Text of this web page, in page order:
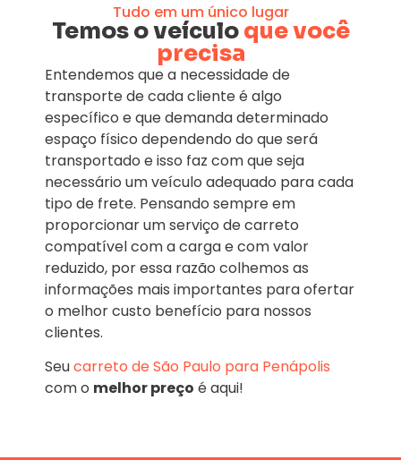
Tudo em um único lugar
Temos o veículoque você
precisa
Entendemos que a necessidade de
transporte de cada cliente é algo
específico e que demanda determinado
espaço físico dependendo do que será
transportado e isso faz com que seja
necessário um veículo adequado para cada
tipo de frete. Pensando sempre em
proporcionar um serviço de carreto
compatível com a carga e com valor
reduzido, por essa razão colhemos as
informações mais importantes para ofertar
o melhor custo benefício para nossos
clientes.
Seucarreto de São Paulo para Penápolis
com o melhor preço é aqui!